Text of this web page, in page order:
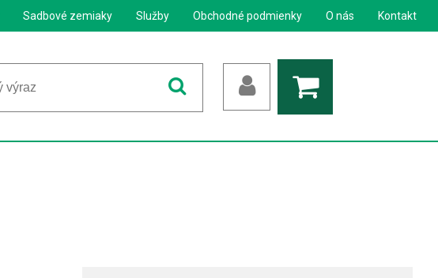
Sadbové zemiaky Služby Obchodné podmienky O nás Kontakt